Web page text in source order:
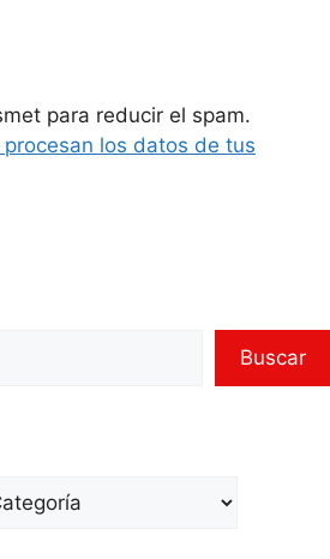
para reducir el spam.
los datos de tus
Buscar